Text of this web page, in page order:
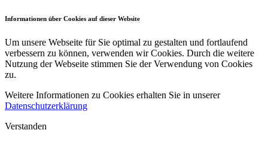
Informationen über Cookies auf dieser Website
Um unsere Webseite für Sie optimal zu gestalten und fortlaufend
verbessern zu können, verwenden wir Cookies. Durch die weitere
Nutzung der Webseite stimmen Sie der Verwendung von Cookies
zu.
Weitere Informationen zu Cookies erhalten Sie in unserer
Datenschutzerklärung
Verstanden